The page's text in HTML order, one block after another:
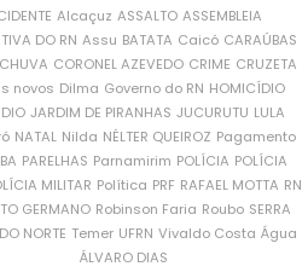
Alcaçuz ASSALTO ASSEMBLEIA
DO RN Assu BATATA Caicó CARAÚBAS
CORONEL AZEVEDO CRIME CRUZETA
novos Dilma Governo do RN HOMICÍDIO
JARDIM DE PIRANHAS JUCURUTU LULA
NATAL Nilda NÉLTER QUEIROZ Pagamento
PARELHAS Parnamirim POLÍCIA POLÍCIA
MILITAR Política PRF RAFAEL MOTTA RN
GERMANO Robinson Faria Roubo SERRA
NORTE Temer UFRN Vivaldo Costa Água
ÁLVARO DIAS